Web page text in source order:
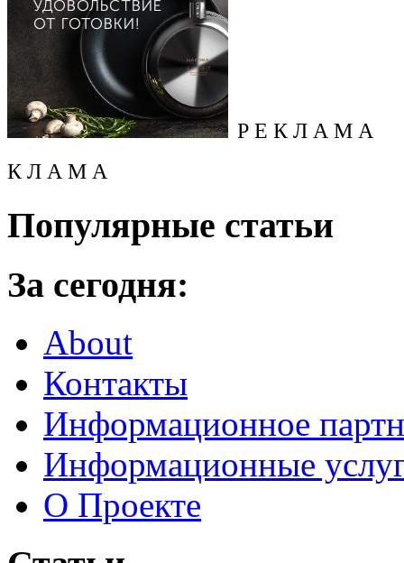
Р Е К Л А М А
К Л А М А
Популярные статьи
За сегодня:
About
Контакты
Информационное
Информационные
О Проекте